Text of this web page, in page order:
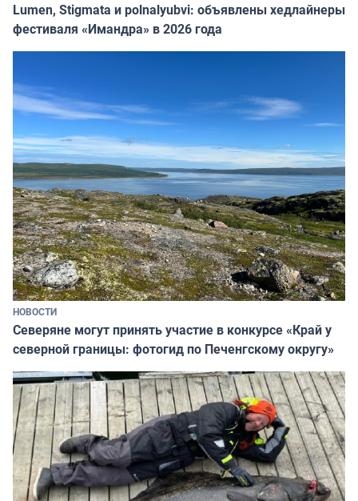
Lumen, Stigmata и polnalyubvi: объявлены хедлайнеры
фестиваля «Имандра» в 2026 года
НОВОСТИ
Северяне могут принять участие в конкурсе «Край у
северной границы: фотогид по Печенгскому округу»